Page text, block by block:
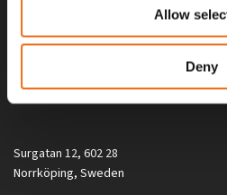
Allow
Deny
Alla priser på tillbehör och tillval gäller
gäller inte vid köp av enskild produkt,
Surgatan 12, 602 28
Norrköping, Sweden